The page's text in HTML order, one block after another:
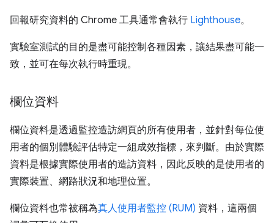
回報研究資料的 Chrome 工具通常會執行 Lighthouse。
實驗室測試的目的是盡可能控制各種因素，讓結果盡可能一
致，並可在每次執行時重現。
欄位資料
欄位資料是透過監控造訪網頁的所有使用者，並針對每位使
用者的個別體驗評估特定一組成效指標，來判斷。由於實際
資料是根據實際使用者的造訪資料，因此反映的是使用者的
實際裝置、網路狀況和地理位置。
欄位資料也常被稱為真人使用者監控 (RUM) 資料，這兩個